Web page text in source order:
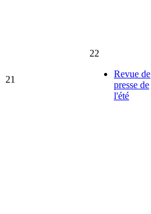
21
22
Revue de
presse de
l'été